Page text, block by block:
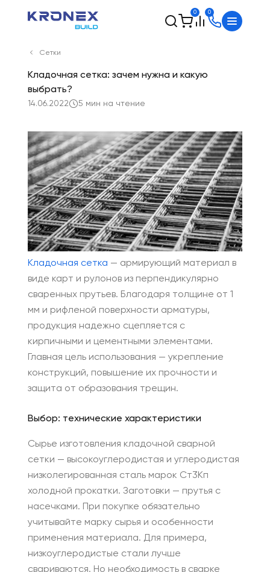
0 0
Сетки
14.06.2022 5 мин на чтение
Кладочная сетка: зачем нужна и какую
выбрать?
Кладочная сетка — армирующий материал в
виде карт и рулонов из перпендикулярно
сваренных прутьев. Благодаря толщине от 1
мм и рифленой поверхности арматуры,
продукция надежно сцепляется с
кирпичными и цементными элементами.
Главная цель использования — укрепление
конструкций, повышение их прочности и
защита от образования трещин.
Выбор: технические характеристики
Сырье изготовления кладочной сварной
сетки — высокоуглеродистая и углеродистая
низколегированная сталь марок Ст3Кп
холодной прокатки. Заготовки — прутья с
насечками. При покупке обязательно
учитывайте марку сырья и особенности
применения материала. Для примера,
низкоуглеродистые стали лучше
свариваются. Но необходимость в сварке